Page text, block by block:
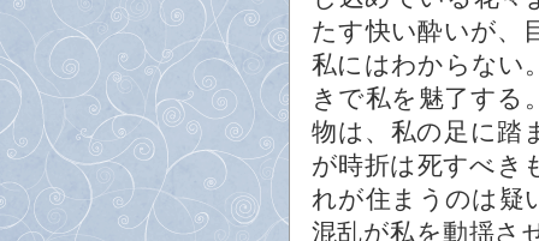
たす快い酔いが、
私にはわからない
きで私を魅了する
物は、私の足に踏
が時折は死すべき
れが住まうのは
混乱が私を動揺さ